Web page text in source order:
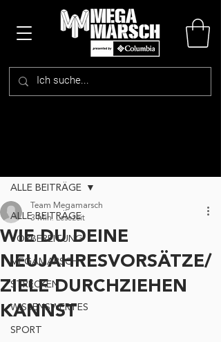
ALLE BEITRÄGE
VORBEREITUNG
MEGAMARSCH
STRECKEN
WISSENSWERTES
SPORT
ALLE BEITRÄGE
WIE DU DEINE
NEUJAHRESVORSÄTZE/
ZIELE DURCHZIEHEN
KANNST
Team Megamarsch
3 Min. Lesezeit